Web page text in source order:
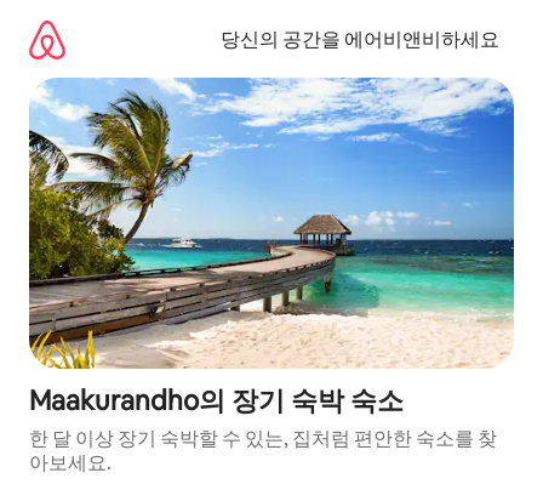
당신의 공간을 에어비앤비하세요
Maakurandho의 장기 숙박 숙소
한 달 이상 장기 숙박할 수 있는, 집처럼 편안한 숙소를 찾
아보세요.